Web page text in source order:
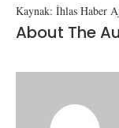
Kaynak: İhlas Haber
About The